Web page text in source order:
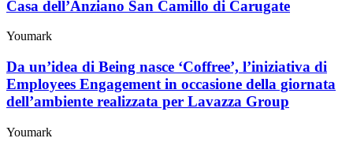
Casa dell’Anziano San Camillo di Carugate
Youmark
Da un’idea di Being nasce ‘Coffree’, l’iniziativa di
Employees Engagement in occasione della giornata
dell’ambiente realizzata per Lavazza Group
Youmark